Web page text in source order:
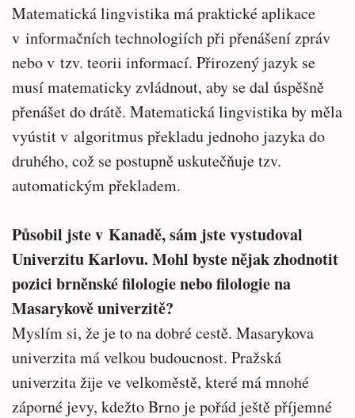
Matematická lingvistika má praktické aplikace
v informačních technologiích při přenášení zpráv
nebo v tzv. teorii informací. Přirozený jazyk se
musí matematicky zvládnout, aby se dal úspěšně
přenášet do drátě. Matematická lingvistika by měla
vyústit v algoritmus překladu jednoho jazyka do
druhého, což se postupně uskutečňuje tzv.
automatickým překladem.
Působil jste v Kanadě, sám jste vystudoval
Univerzitu Karlovu. Mohl byste nějak zhodnotit
pozici brněnské filologie nebo filologie na
Masarykově univerzitě?
Myslím si, že je to na dobré cestě. Masarykova
univerzita má velkou budoucnost. Pražská
univerzita žije ve velkoměstě, které má mnohé
záporné jevy, kdežto Brno je pořád ještě příjemné